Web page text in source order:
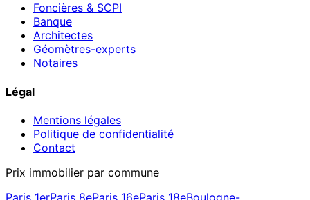
Foncières & SCPI
Banque
Architectes
Géomètres-experts
Notaires
Légal
Mentions légales
Politique de confidentialité
Contact
Prix immobilier par commune
Paris 1erParis 8eParis 16eParis 18eBoulogne-